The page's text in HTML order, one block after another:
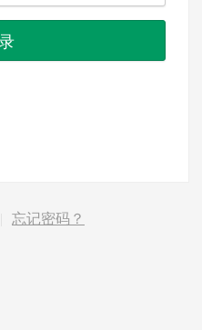
忘记密码？